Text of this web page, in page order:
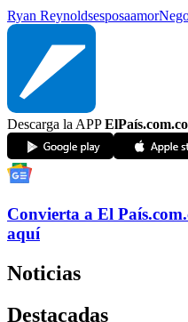
Ryan Reynoldsesposaamor
Descarga la APPElPaís.com.co
Convierta a El País
aquí
Noticias
Destacadas